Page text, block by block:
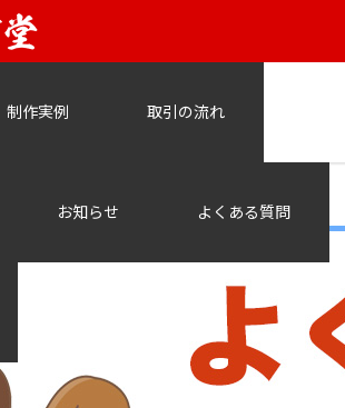
制作実例 取引の流れ
お知らせ よくある質問